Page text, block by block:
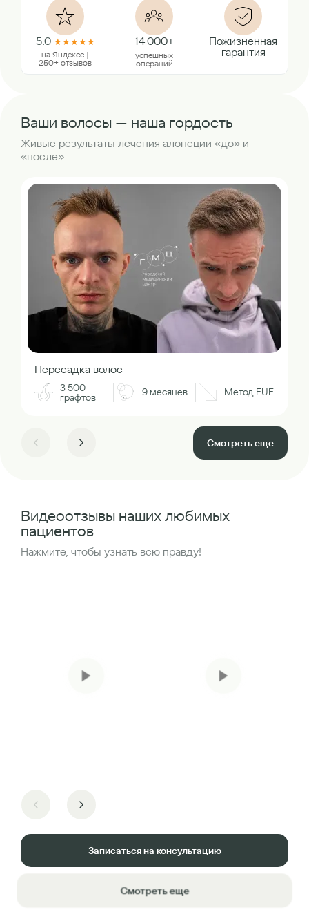
5.0 ★★★★★
на Яндексе |
250+ отзывов
14 000+
успешных
операций
Пожизненная
гарантия
Ваши волосы — наша гордость
Живые результаты лечения алопеции «до» и
«после»
Пересадка волос
3 500
графтов 9 месяцев Метод FUE
Смотреть еще
Видеоотзывы наших любимых
пациентов
Нажмите, чтобы узнать всю правду!
Записаться на консультацию
Смотреть еще